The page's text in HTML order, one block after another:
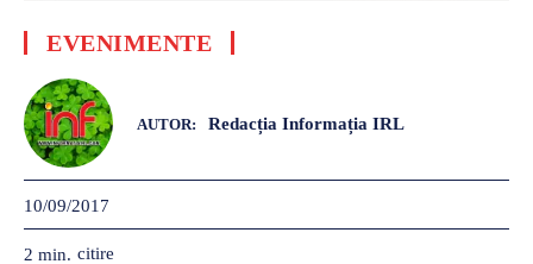
EVENIMENTE
AUTOR: Redacția Informația IRL
10/09/2017
2 min. citire